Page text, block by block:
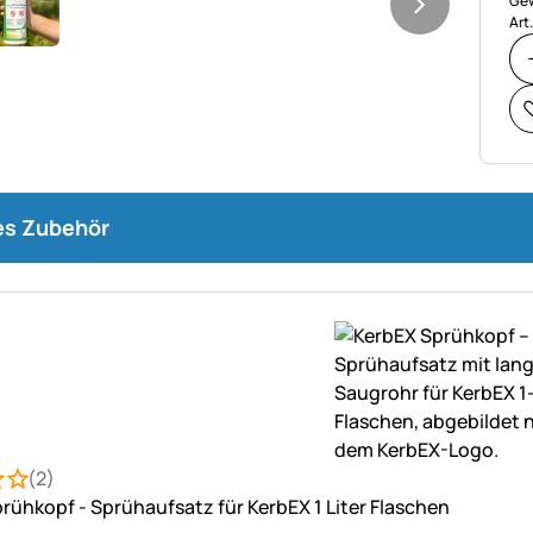
Zubehör
2 von 5 (2 Bewertungen)
(2)
- Sprühaufsatz für KerbEX 1 Liter Flaschen